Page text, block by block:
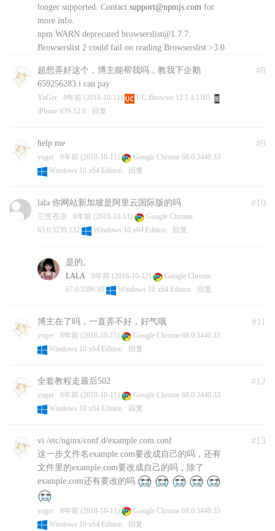
YuGer 8年前 (2018-10-11)
Google Chrome 69.0.3497.100
Windows 10 x64 Edition
longer supported. Contact support@npmjs.com for
more info.
npm WARN deprecated browserslist@1.7.7:
Browserslist 2 could fail on reading Browserslist >3.0
npm WARN deprecatedminimatch@2.0.10: Please
update to minimatch 3.0.2 or higher to avoid a
RegExp DoS issue
npm WARN deprecated @types/commander@2.12.2:
(https://github.com/tj/commander.js
provides its own type definitions, so you don’t need
@types/commander installed!
update to minimatch 3.0.2 or higher to avoid a
RegExp DoS issue
npm WARN deprecated graceful-fs@1.2.3: please
upgrade to graceful-fs 4 for compatibility with current
> diskusage@0.2.5 install
/root/misskey/node_modules/diskusage
make: Entering directory
`/root/misskey/node_modules/diskusage/build’
CXX(target) Release/obj.target/diskusage/src/main.o
Release/obj.target/diskusage/src/diskusage_posix.o
../src/diskusage_posix.cpp: In function ‘DiskUsage
GetDiskUsage(const char*)’:
../src/diskusage_posix.cpp:10:28: warning: missing
field-initializers]
struct statvfs info = {};
^
../src/diskusage_posix.cpp:10:28: warning: missing
initializer for member ‘statvfs::f_frsize’ [-Wmissing-
field-initializers]
../src/diskusage_posix.cpp:10:28: warning: missing
#8
超想弄好这个，博主能帮我吗，教我下企鹅
659256283 i can pay
YuGer 8年前 (2018-10-11)
UC Browser 12.1.4.1103
iPhone iOS 12.0
回复
#9
help me
yuger 8年前 (2018-10-11)
Google Chrome 68.0.3440.33
Windows 10 x64 Edition
回复
#10
lala 你网站新加坡是阿里云国际版的吗
三世苍凉 8年前 (2018-10-11)
Google Chrome
63.0.3239.132
Windows 10 x64 Edition 回复
是的。
LALA 8年前 (2018-10-12)
Google Chrome
67.0.3396.99
Windows 10 x64 Edition 回复
#11
博主在了吗，一直弄不好，好气哦
yuger 8年前 (2018-10-11)
Google Chrome 68.0.3440.33
Windows 10 x64 Edition
回复
#12
全套教程走最后502
yuger 8年前 (2018-10-11)
Google Chrome 68.0.3440.33
Windows 10 x64 Edition
回复
#13
vi /etc/nginx/conf.d/example.com.conf
这一步文件名example.com要改成自己的吗，还有
文件里的example.com要改成自己的吗，除了
example.com还有要改的吗
yuger 8年前 (2018-10-11)
Google Chrome 68.0.3440.33
Windows 10 x64 Edition
回复